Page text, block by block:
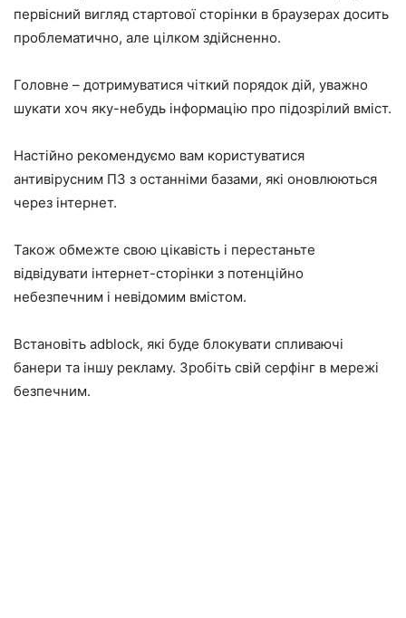
первісний вигляд стартової сторінки в браузерах досить
проблематично, але цілком здійсненно.
Головне – дотримуватися чіткий порядок дій, уважно
шукати хоч яку-небудь інформацію про підозрілий вміст.
Настійно рекомендуємо вам користуватися
антивірусним ПЗ з останніми базами, які оновлюються
через інтернет.
Також обмежте свою цікавість і перестаньте
відвідувати інтернет-сторінки з потенційно
небезпечним і невідомим вмістом.
Встановіть adblock, які буде блокувати спливаючі
банери та іншу рекламу. Зробіть свій серфінг в мережі
безпечним.